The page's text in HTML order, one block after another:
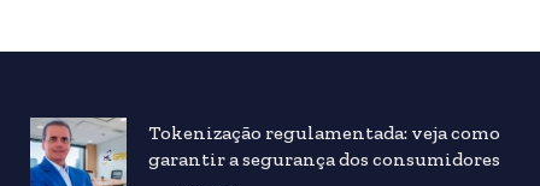
Tokenização regulamentada: veja como
garantir a segurança dos consumidores